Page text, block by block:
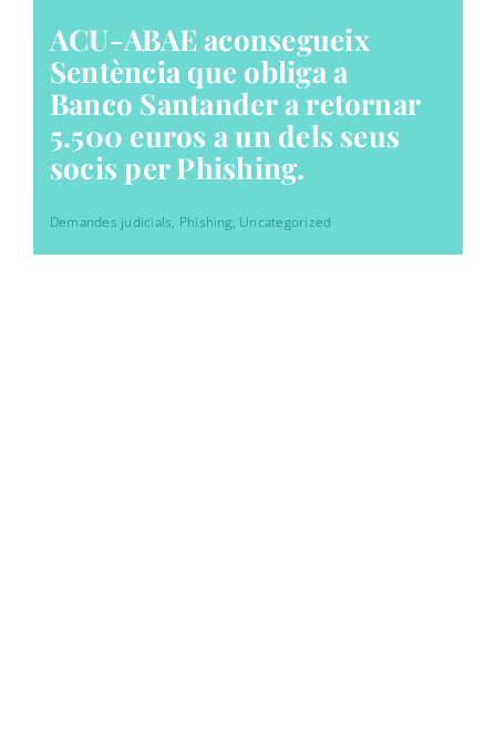
ACU-ABAE aconsegueix
Sentència que obliga a
Banco Santander a retornar
5.500 euros a un dels seus
socis per Phishing.
Demandes judicials, Phishing, Uncategorized